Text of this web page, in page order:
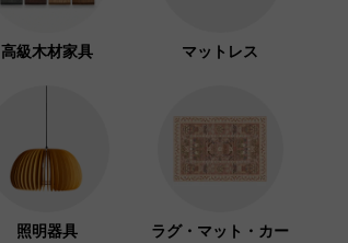
高級木材家具 マットレス
照明器具
ラグ・マット・カー